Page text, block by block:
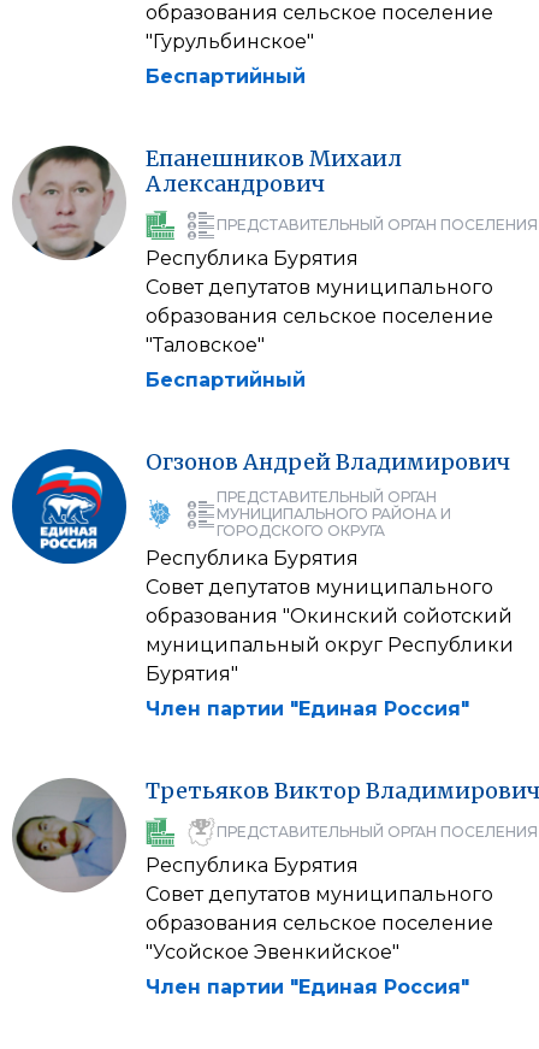
образования сельское поселение
"Гурульбинское"
Беспартийный
Епанешников Михаил
Александрович
ПРЕДСТАВИТЕЛЬНЫЙ ОРГАН ПОСЕЛЕНИЯ
Республика Бурятия
Совет депутатов муниципального
образования сельское поселение
"Таловское"
Беспартийный
Огзонов АндрейВладимирович
ПРЕДСТАВИТЕЛЬНЫЙ ОРГАН
МУНИЦИПАЛЬНОГО РАЙОНА И
ГОРОДСКОГО ОКРУГА
Республика Бурятия
Совет депутатов муниципального
образования "Окинский сойотский
муниципальный округ Республики
Бурятия"
Член партии "Единая Россия"
Третьяков Виктор Владимирович
ПРЕДСТАВИТЕЛЬНЫЙ ОРГАН ПОСЕЛЕНИЯ
Республика Бурятия
Совет депутатов муниципального
образования сельское поселение
"Усойское Эвенкийское"
Член партии "Единая Россия"